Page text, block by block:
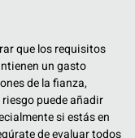
que los requisitos
un gasto
de la fianza,
puede añadir
si estás en
de evaluar todos